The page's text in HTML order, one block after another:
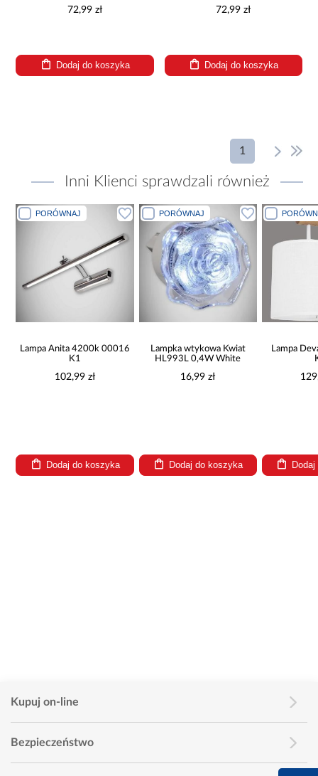
72,99 zł
Dodaj do koszyka
72,99 zł
Dodaj do koszyka
1
Inni Klienci sprawdzali również
PORÓWNAJ
Lampa Anita 4200k 00016
K1
102,99 zł
Dodaj do koszyka
PORÓWNAJ
Lampka wtykowa Kwiat
HL993L 0,4W White
16,99 zł
Dodaj do koszyka
Lampa
Kupuj on-line
Bezpieczeństwo